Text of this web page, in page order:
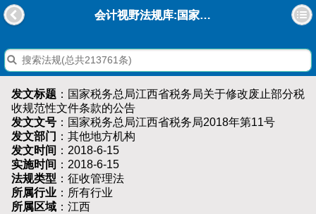
会计视野法规库:国家税务总局江西省税务局关于修改废止部分税收规范性文件条款的公告
发文标题 ：国家税务总局江西省税务局关于修改废止部分税
收规范性文件条款的公告
发文文号 ：国家税务总局江西省税务局2018年第11号
发文部门 ：其他地方机构
发文时间 ：2018-6-15
实施时间 ：2018-6-15
法规类型 ：征收管理法
所属行业 ：所有行业
所属区域 ：江西